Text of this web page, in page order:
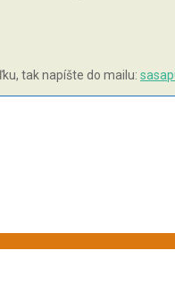
tak napíšte do mailu: